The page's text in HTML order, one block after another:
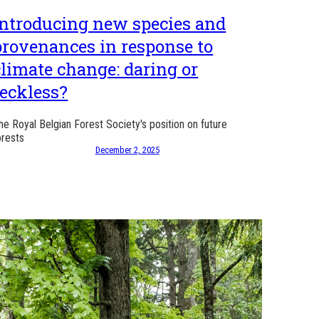
new species and
in response to
change: daring or
Royal Belgian Forest Society's position on future
December 2, 2025